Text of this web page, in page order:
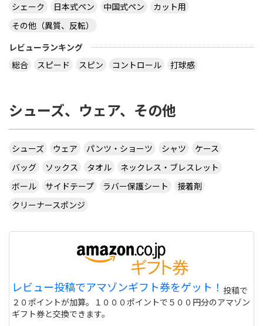
シェーク
日本式ペン 中国式ペン
カット用
その他（異質、反転）
レビューランキング
総合
スピード スピン コントロール 打球感
シューズ、ウェア、その他
シューズ ウェア パンツ・ショーツ シャツ
ケース
バッグ
ソックス タオル
ネックレス・ブレスレット
ボール
サイドテープ ラバー保護シート
接着剤
クリーナースポンジ
レビュー投稿でアマゾンギフト券をゲット！ 投稿で
２０ポイントが加算。１０００ポイントで５００円分のアマゾン
ギフト券と交換できます。